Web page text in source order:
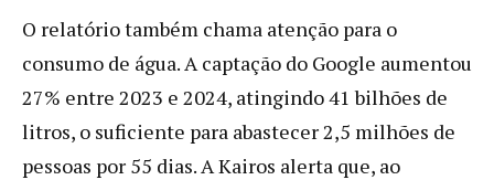
O relatório também chama atenção para o
consumo de água. A captação do Google aumentou
27% entre 2023 e 2024, atingindo 41 bilhões de
litros, o suficiente para abastecer 2,5 milhões de
pessoas por 55 dias. A Kairos alerta que, ao